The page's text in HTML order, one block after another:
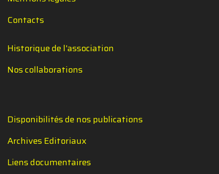
Contacts
Historique de l'association
Nos collaborations
Disponibilités de nos publications
Archives Editoriaux
Liens documentaires